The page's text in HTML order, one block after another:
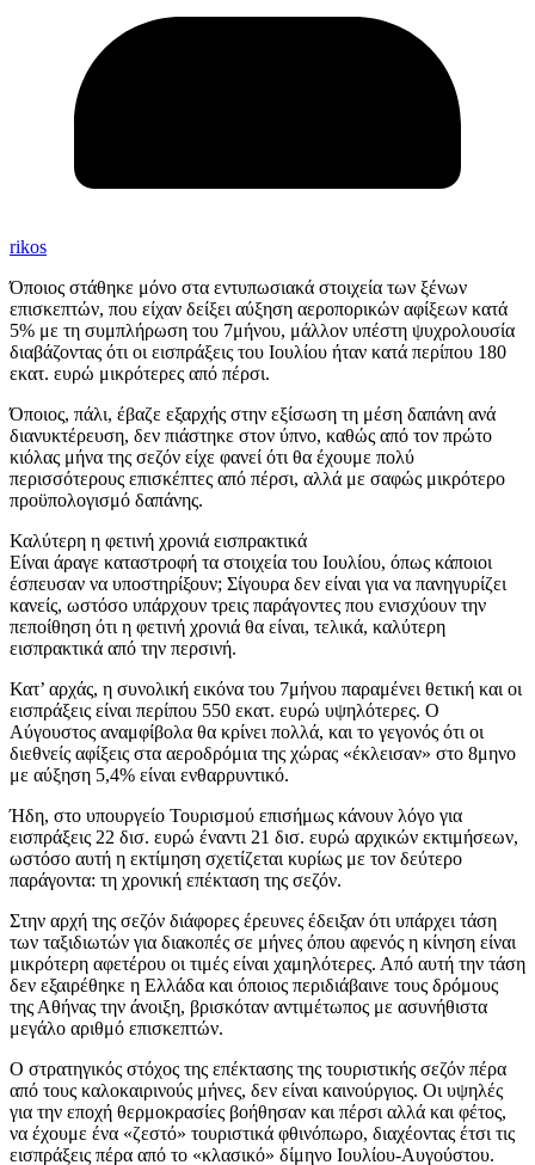
rikos
Όποιος στάθηκε μόνο στα εντυπωσιακά στοιχεία των ξένων
επισκεπτών, που είχαν δείξει αύξηση αεροπορικών αφίξεων κατά
5% με τη συμπλήρωση του 7μήνου, μάλλον υπέστη ψυχρολουσία
διαβάζοντας ότι οι εισπράξεις του Ιουλίου ήταν κατά περίπου 180
εκατ. ευρώ μικρότερες από πέρσι.
Όποιος, πάλι, έβαζε εξαρχής στην εξίσωση τη μέση δαπάνη ανά
διανυκτέρευση, δεν πιάστηκε στον ύπνο, καθώς από τον πρώτο
κιόλας μήνα της σεζόν είχε φανεί ότι θα έχουμε πολύ
περισσότερους επισκέπτες από πέρσι, αλλά με σαφώς μικρότερο
προϋπολογισμό δαπάνης.
Καλύτερη η φετινή χρονιά εισπρακτικά
Είναι άραγε καταστροφή τα στοιχεία του Ιουλίου, όπως κάποιοι
έσπευσαν να υποστηρίξουν; Σίγουρα δεν είναι για να πανηγυρίζει
κανείς, ωστόσο υπάρχουν τρεις παράγοντες που ενισχύουν την
πεποίθηση ότι η φετινή χρονιά θα είναι, τελικά, καλύτερη
εισπρακτικά από την περσινή.
Κατ’ αρχάς, η συνολική εικόνα του 7μήνου παραμένει θετική και οι
εισπράξεις είναι περίπου 550 εκατ. ευρώ υψηλότερες. Ο
Αύγουστος αναμφίβολα θα κρίνει πολλά, και το γεγονός ότι οι
διεθνείς αφίξεις στα αεροδρόμια της χώρας «έκλεισαν» στο 8μηνο
με αύξηση 5,4% είναι ενθαρρυντικό.
Ήδη, στο υπουργείο Τουρισμού επισήμως κάνουν λόγο για
εισπράξεις 22 δισ. ευρώ έναντι 21 δισ. ευρώ αρχικών εκτιμήσεων,
ωστόσο αυτή η εκτίμηση σχετίζεται κυρίως με τον δεύτερο
παράγοντα: τη χρονική επέκταση της σεζόν.
Στην αρχή της σεζόν διάφορες έρευνες έδειξαν ότι υπάρχει τάση
των ταξιδιωτών για διακοπές σε μήνες όπου αφενός η κίνηση είναι
μικρότερη αφετέρου οι τιμές είναι χαμηλότερες. Από αυτή την τάση
δεν εξαιρέθηκε η Ελλάδα και όποιος περιδιάβαινε τους δρόμους
της Αθήνας την άνοιξη, βρισκόταν αντιμέτωπος με ασυνήθιστα
μεγάλο αριθμό επισκεπτών.
Ο στρατηγικός στόχος της επέκτασης της τουριστικής σεζόν πέρα
από τους καλοκαιρινούς μήνες, δεν είναι καινούργιος. Οι υψηλές
για την εποχή θερμοκρασίες βοήθησαν και πέρσι αλλά και φέτος,
να έχουμε ένα «ζεστό» τουριστικά φθινόπωρο, διαχέοντας έτσι τις
εισπράξεις πέρα από το «κλασικό» δίμηνο Ιουλίου-Αυγούστου.